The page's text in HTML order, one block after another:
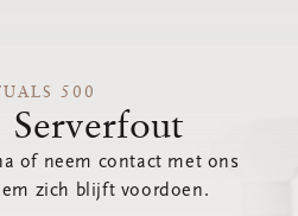
500
of neem contact met ons
zich blijft voordoen.